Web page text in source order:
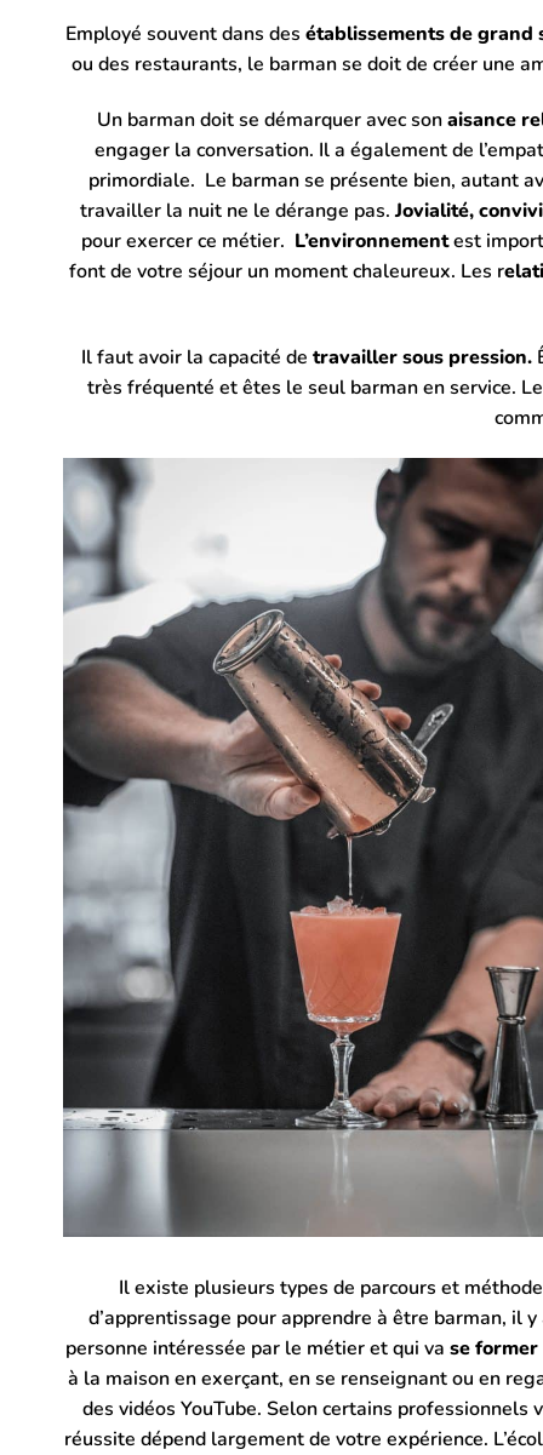
Employé souvent dans des établissements de grand
ou des restaurants, le barman se doit de créer une
Un barman doit se démarquer avec sonaisance
engager la conversation. Il a également de
primordiale. Le barman se présente bien, autant
travailler la nuit ne le dérange pas.Jovialité,
pour exercer ce métier. L’environnementest
font de votre séjour un moment chaleureux. Les r
Il faut avoir la capacité de travailler sous pression.
très fréquenté et êtes le seul barman en service.
Il existe plusieurs types de parcours et méthode
d’apprentissage pour apprendre à être barman, il y
personne intéressée par le métier et qui vase former
à la maison en exerçant, en se renseignant ou en
des vidéos YouTube.Selon certains professionnels
réussite dépend largement de votre expérience.